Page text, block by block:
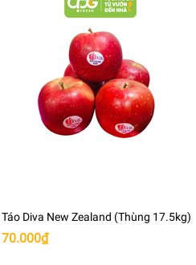
Dâu cũng có thể được kết
Vị ngọt thanh của dâu hòa
Cách bảo quản:
Khi được bảo quản đúng
Giữ lạnh dâu tây giúp bảo
Chúng tôi giữ các loại quả
Quan sát phần cuống của
Nhẹ nhàng ấn vào quả dâu:
Táo Diva New Zealand (Thùng 17.5kg)
70.000₫